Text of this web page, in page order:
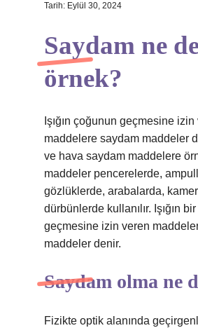
Tarih: Eylül 30, 2024
Saydam ne
örnek?
Işığın çoğunun geçmesine izin
maddelere saydam maddeler
ve hava saydam maddelere
maddeler pencerelerde,
gözlüklerde, arabalarda,
dürbünlerde kullanılır. Işığın bir
geçmesine izin veren
maddeler denir.
Saydam olma ne
Fizikte optik alanında